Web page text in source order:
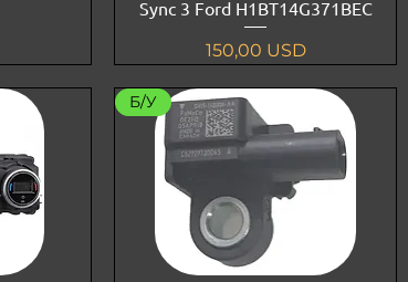
Sync 3 Ford H1BT14G371BEC
Ціна
150,00 USD
Б/У